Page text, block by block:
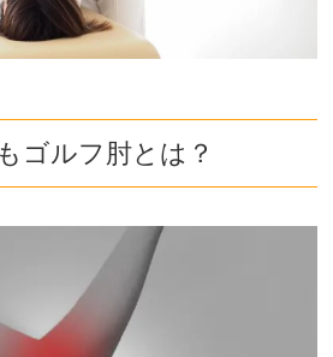
ゴルフ肘とは？